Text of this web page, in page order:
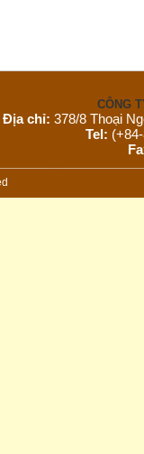
CÔNG
Địa chỉ: 378/8 Thoại
Tel:
Email: